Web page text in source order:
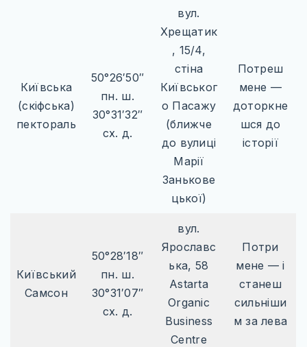
Київська
(скіфська)
пектораль
50°26′50″
пн. ш.
30°31′32″
сх. д.
вул.
Хрещатик
, 15/4,
стіна
Київськог
о Пасажу
(ближче
до вулиці
Марії
Занькове
цької)
Потреш
мене —
доторкне
шся до
історії
Київський
Самсон
50°28′18″
пн. ш.
30°31′07″
сх. д.
вул.
Ярославс
ька, 58
Astarta
Organic
Business
Centre
Потри
мене — і
станеш
сильніши
м за лева